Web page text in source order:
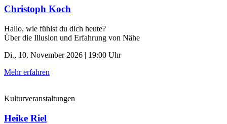
Christoph Koch
Hallo, wie fühlst du dich heute?
Über die Illusion und Erfahrung von Nähe
Di., 10. November 2026 | 19:00 Uhr
Mehr erfahren
Kulturveranstaltungen
Heike Riel